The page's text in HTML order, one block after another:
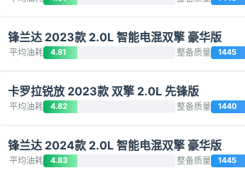
锋兰达 2023款 2.0L 智能电混双擎 豪华版
平均油耗 4.81 整备质量 1445
卡罗拉锐放 2023款 双擎 2.0L 先锋版
平均油耗 4.82 整备质量 1440
锋兰达 2024款 2.0L 智能电混双擎 豪华版
平均油耗 4.83 整备质量 1445